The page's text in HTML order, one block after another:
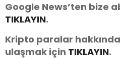
Google News’ten bize
TIKLAYIN.
Kripto paralar
ulaşmak için TIKLAYIN.